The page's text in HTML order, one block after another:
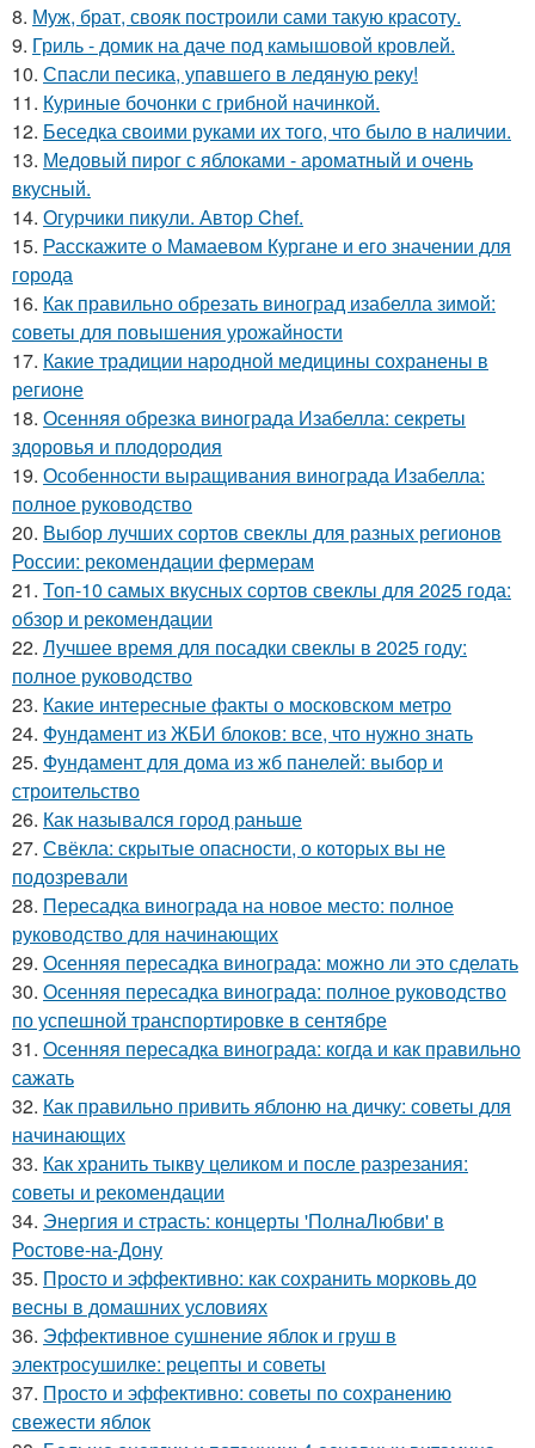
8. Муж, брат, свояк построили сами такую красоту.
9. Гриль - домик на даче под камышовой кровлей.
10. Спасли песика, упaвшего в ледяную рeку!
11. Куриные бочонки с грибной начинкой.
12. Беседка своими руками их того, что было в наличии.
13. Медовый пирог с яблоками - ароматный и очень
вкусный.
14. Огурчики пикули. Автор Chef.
15. Расскажите о Мамаевом Кургане и его значении для
города
16. Как правильно обрезать виноград изабелла зимой:
советы для повышения урожайности
17. Какие традиции народной медицины сохранены в
регионе
18. Осенняя обрезка винограда Изабелла: секреты
здоровья и плодородия
19. Особенности выращивания винограда Изабелла:
полное руководство
20. Выбор лучших сортов свеклы для разных регионов
России: рекомендации фермерам
21. Топ-10 самых вкусных сортов свеклы для 2025 года:
обзор и рекомендации
22. Лучшее время для посадки свеклы в 2025 году:
полное руководство
23. Какие интересные факты о московском метро
24. Фундамент из ЖБИ блоков: все, что нужно знать
25. Фундамент для дома из жб панелей: выбор и
строительство
26. Как назывался город раньше
27. Свёкла: скрытые опасности, о которых вы не
подозревали
28. Пересадка винограда на новое место: полное
руководство для начинающих
29. Осенняя пересадка винограда: можно ли это сделать
30. Осенняя пересадка винограда: полное руководство
по успешной транспортировке в сентябре
31. Осенняя пересадка винограда: когда и как правильно
сажать
32. Как правильно привить яблоню на дичку: советы для
начинающих
33. Как хранить тыкву целиком и после разрезания:
советы и рекомендации
34. Энергия и страсть: концерты 'ПолнаЛюбви' в
Ростове-на-Дону
35. Просто и эффективно: как сохранить морковь до
весны в домашних условиях
36. Эффективное сушнение яблок и груш в
электросушилке: рецепты и советы
37. Просто и эффективно: советы по сохранению
свежести яблок